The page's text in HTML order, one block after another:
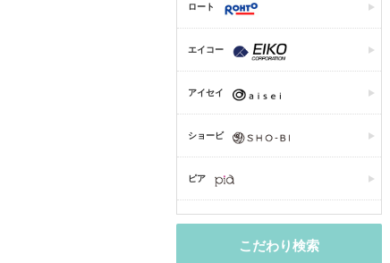
ロート
エイコー
アイセイ
ショービ
ピア
こだわり検索